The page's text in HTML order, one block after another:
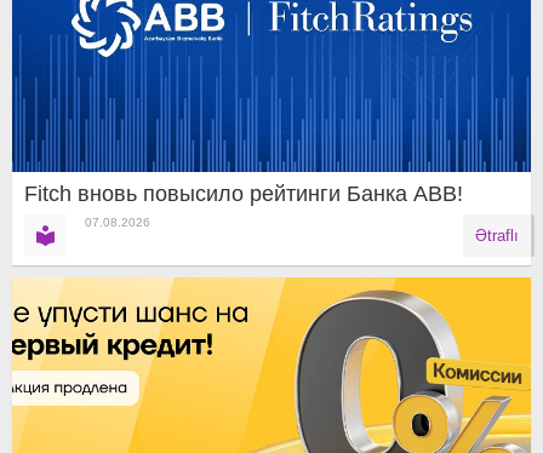
Fitch вновь повысило рейтинги Банка ABB!
07.08.2026
Ətraflı